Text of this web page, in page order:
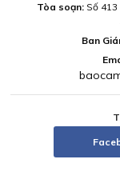
Tòa soạn:Số 413
Ban